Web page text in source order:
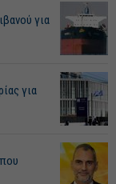
για
για